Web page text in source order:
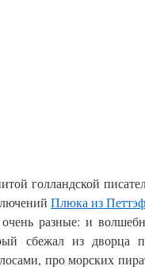
голландской
Плюка из
разные: и
сбежал из дворца
про морских